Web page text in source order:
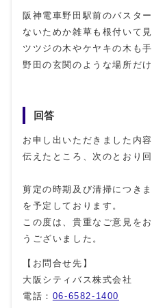
阪神電車野田駅前のバスタ
ないためか雑草も根付いて
ツツジの木やケヤキの木も
野田の玄関のような場所だ
回答
お申し出いただきました内
伝えたところ、次のとおり
剪定の時期及び清掃につき
を予定しております。
この度は、貴重なご意見を
うございました。
【お問合せ先】
大阪シティバス株式会社
電話： 06-6582-1400